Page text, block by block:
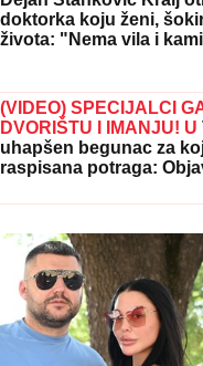
doktorka koju ženi,
života: "Nema vila i